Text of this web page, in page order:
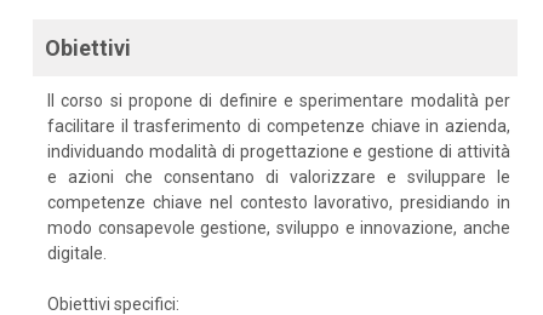
Obiettivi
Il corso si propone di definire e sperimentare modalità per
facilitare il trasferimento di competenze chiave in azienda,
individuando modalità di progettazione e gestione di attività
e azioni che consentano di valorizzare e sviluppare le
competenze chiave nel contesto lavorativo, presidiando in
modo consapevole gestione, sviluppo e innovazione, anche
digitale.
Obiettivi specifici: